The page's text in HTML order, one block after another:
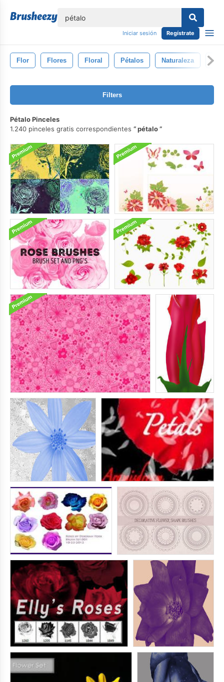
Iniciar sesión Regístrate
Flor Flores Floral Pétalos Naturaleza
Filters
Pétalo Pinceles
1.240 pinceles gratis correspondientes
pétalo